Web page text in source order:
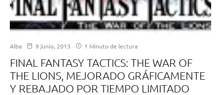
Alba 9 junio, 2013 1 Minuto de lectura
FINAL FANTASY TACTICS: THE WAR OF
THE LIONS, MEJORADO GRÁFICAMENTE
Y REBAJADO POR TIEMPO LIMITADO